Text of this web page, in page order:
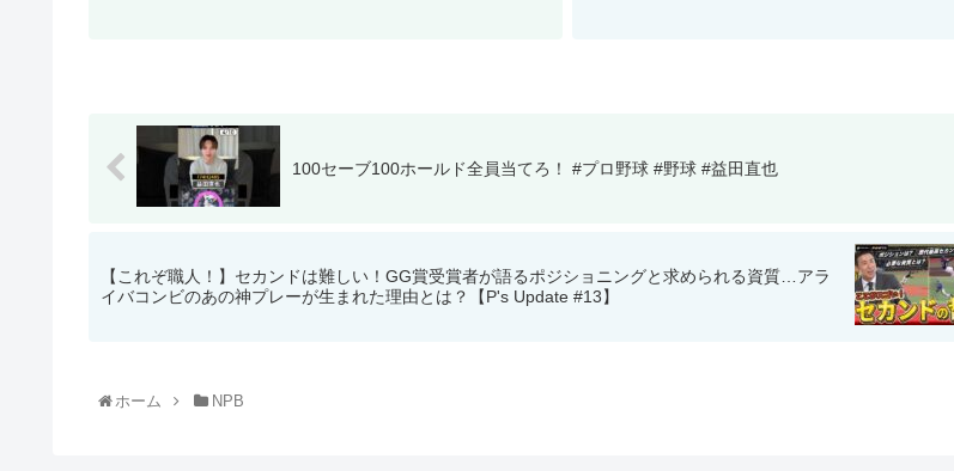
100セーブ100ホールド全員当てろ！ #プロ野球 #野球 #益田直也
【これぞ職人！】セカンドは難しい！GG賞受賞者が語るポジショニングと求められる資質…アラ
イバコンビのあの神プレーが生まれた理由とは？【P's Update #13】
ホーム NPB